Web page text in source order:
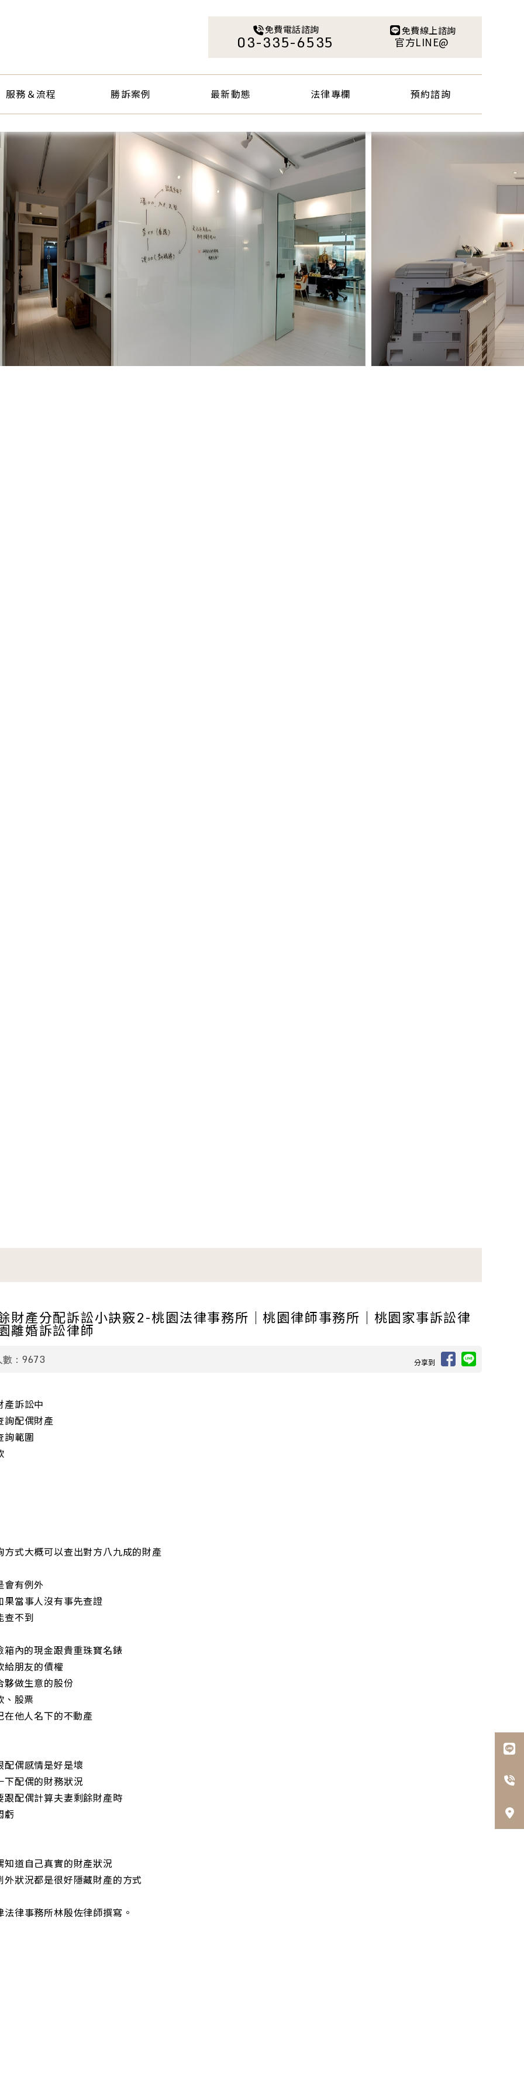
服務＆流程 勝訴案例 最新動態 法律專欄 預約諮詢
財產分配訴訟小訣竅2-桃園法律事務所｜桃園律師事務所｜桃園家事訴訟律
離婚訴訟律師
分享到
： 9673
產訴訟中
詢配偶財產
詢範圍
方式大概可以查出對方八九成的財產
會有例外
果當事人沒有事先查證
查不到
內的現金跟貴重珠寶名錶
朋友的債權
做生意的股份
、股票
他人名下的不動產
配偶感情是好是壞
下配偶的財務狀況
跟配偶計算夫妻剩餘財產時
虧
知道自己真實的財產狀況
外狀況都是很好隱藏財產的方式
法律事務所林殷佐律師撰寫。